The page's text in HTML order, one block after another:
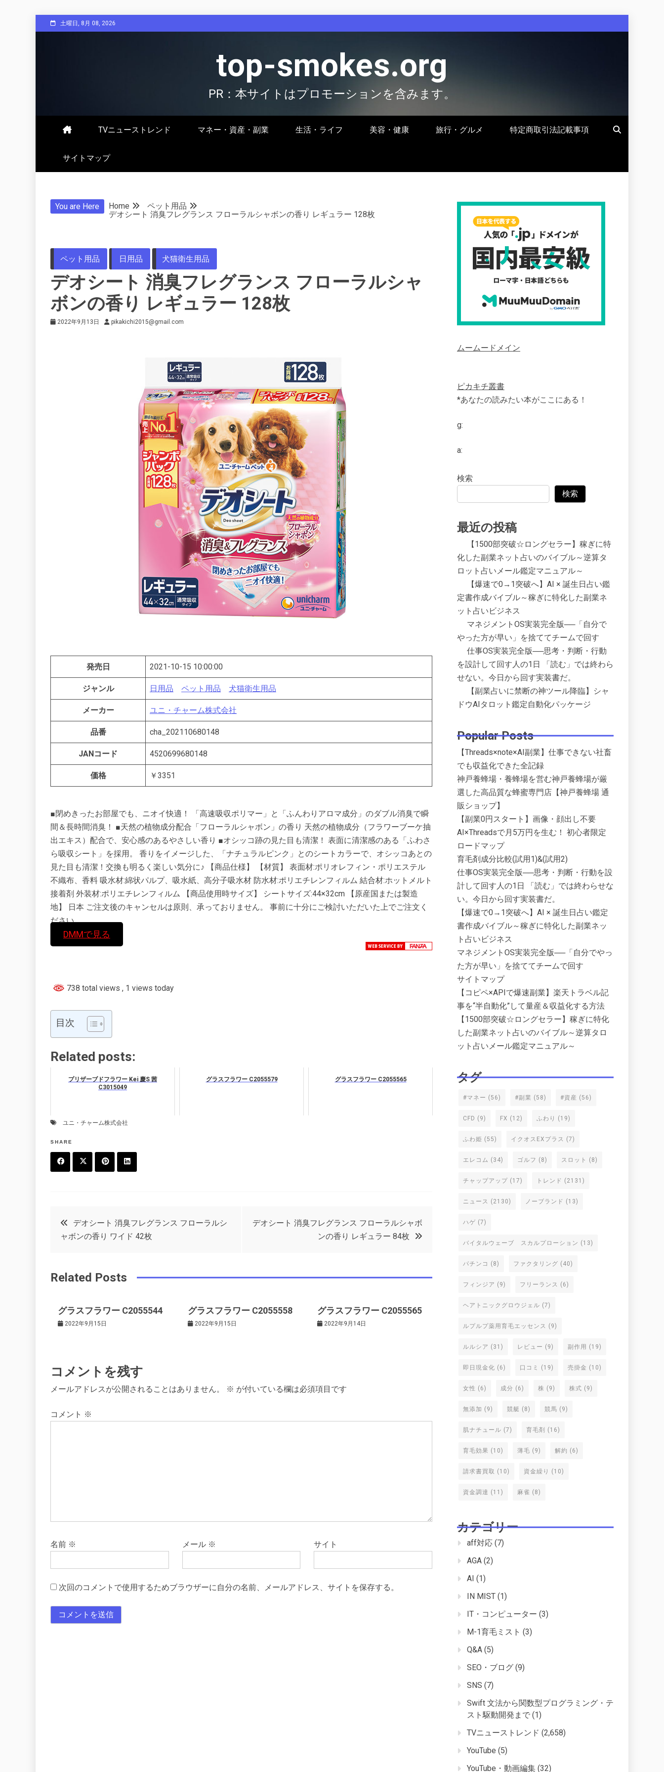
to
土曜日, 8月 08, 2026
top-smokes.org
PR：本サイトはプロモーションを含みます。
TVニューストレンド マネー・資産・副業 生活・ライフ 美容・健康 旅行・グルメ 特定商取引法記載事項
サイトマップ
You are Here Home
ペット用品
デオシート 消臭フレグランス フローラルシャボンの香り レギュラー 128枚
ペット用品 日用品 犬猫衛生用品
デオシート 消臭フレグランス フローラルシャ
ボンの香り レギュラー 128枚
2022年9月13日 pikakichi2015@gmail.com
発売日 2021-10-15 10:00:00
ジャンル 日用品 ペット用品 犬猫衛生用品
メーカー ユニ・チャーム株式会社
品番 cha_202110680148
JANコード 4520699680148
価格 ￥3351
■閉めきったお部屋でも、ニオイ快適！ 「高速吸収ポリマー」と「ふんわりアロマ成分」のダブル消臭で瞬
間＆長時間消臭！ ■天然の植物成分配合「フローラルシャボン」の香り 天然の植物成分（フラワーブーケ抽
出エキス）配合で、安心感のあるやさしい香り ■オシッコ跡の見た目も清潔！ 表面に清潔感のある「ふわさ
ら吸収シート」を採用。 香りをイメージした、「ナチュラルピンク」とのシートカラーで、オシッコあとの
見た目も清潔！交換も明るく楽しい気分に♪ 【商品仕様】 【材質】 表面材:ポリオレフィン・ポリエステル
不織布、香料 吸水材:綿状パルプ、吸水紙、高分子吸水材 防水材:ポリエチレンフィルム 結合材:ホットメルト
接着剤 外装材:ポリエチレンフィルム 【商品使用時サイズ】 シートサイズ:44×32cm 【原産国または製造
地】 日本 ご注文後のキャンセルは原則、承っておりません。 事前に十分にご検討いただいた上でご注文く
ださい。
DMMで見る
738 total views , 1 views today
目次
Related posts:
プリザーブドフラワー Kei 慶S 茜
C3015049
グラスフラワー C2055579 グラスフラワー C2055565
ユニ・チャーム株式会社
SHARE
o
t
s
e
投
稿
ナ
ゲ
シ
デオシート 消臭フレグランス フローラルシ
ャボンの香り ワイド 42枚
デオシート 消臭フレグランス フローラルシャボ
ンの香り レギュラー 84枚
Related Posts
グラスフラワー C2055544
2022年9月15日
グラスフラワー C2055558
2022年9月15日
グラスフラワー C2055565
2022年9月14日
コメントを残す
メールアドレスが公開されることはありません。 ※ が付いている欄は必須項目です
コメント ※
名前 ※ メール ※ サイト
次回のコメントで使用するためブラウザーに自分の名前、メールアドレス、サイトを保存する。
ムームードメイン
ピカキチ叢書
*あなたの読みたい本がここにある！
g:
a:
検索
検索
最近の投稿
【1500部突破☆ロングセラー】稼ぎに特
化した副業ネット占いのバイブル～逆算タ
ロット占いメール鑑定マニュアル～
【爆速で0→1突破へ】AI × 誕生日占い鑑
定書作成バイブル～稼ぎに特化した副業ネ
ット占いビジネス
マネジメントOS実装完全版──「自分で
やった方が早い」を捨ててチームで回す
仕事OS実装完全版──思考・判断・行動
を設計して回す人の1日 「読む」では終わら
せない。今日から回す実装書だ。
【副業占いに禁断の神ツール降臨】シャ
ドウAIタロット鑑定自動化パッケージ
Popular Posts
【Threads×note×AI副業】仕事できない社畜
でも収益化できた全記録
神戸養蜂場・養蜂場を営む神戸養蜂場が厳
選した高品質な蜂蜜専門店【神戸養蜂場 通
販ショップ】
【副業0円スタート】画像・顔出し不要
AI×Threadsで月5万円を生む！ 初心者限定
ロードマップ
育毛剤成分比較(試用1)&(試用2)
仕事OS実装完全版──思考・判断・行動を設
計して回す人の1日 「読む」では終わらせな
い。今日から回す実装書だ。
【爆速で0→1突破へ】AI × 誕生日占い鑑定
書作成バイブル～稼ぎに特化した副業ネッ
ト占いビジネス
マネジメントOS実装完全版──「自分でやっ
た方が早い」を捨ててチームで回す
サイトマップ
【コピペ×APIで爆速副業】楽天トラベル記
事を“半自動化”して量産＆収益化する方法
【1500部突破☆ロングセラー】稼ぎに特化
した副業ネット占いのバイブル～逆算タロ
ット占いメール鑑定マニュアル～
タグ
#マネー (56) #副業 (58) #資産 (56)
CFD (9) FX (12) ふわり (19)
ふわ姫 (55) イクオスEXプラス (7)
エレコム (34) ゴルフ (8) スロット (8)
チャップアップ (17) トレンド (2131)
ニュース (2130) ノーブランド (13)
ハゲ (7)
バイタルウェーブ スカルプローション (13)
パチンコ (8) ファクタリング (40)
フィンジア (9) フリーランス (6)
ヘアトニックグロウジェル (7)
ルプルプ薬用育毛エッセンス (9)
ルルシア (31) レビュー (9) 副作用 (19)
即日現金化 (6) 口コミ (19) 売掛金 (10)
女性 (6) 成分 (6) 株 (9) 株式 (9)
無添加 (9) 競艇 (8) 競馬 (9)
肌ナチュール (7) 育毛剤 (16)
育毛効果 (10) 薄毛 (9) 解約 (6)
請求書買取 (10) 資金繰り (10)
資金調達 (11) 麻雀 (8)
カテゴリー
aff対応 (7)
AGA (2)
AI (1)
IN MIST (1)
IT・コンピューター (3)
M-1育毛ミスト (3)
Q&A (5)
SEO・ブログ (9)
SNS (7)
Swift 文法から関数型プログラミング・テ
スト駆動開発まで (1)
TVニューストレンド (2,658)
YouTube (5)
YouTube・動画編集 (32)